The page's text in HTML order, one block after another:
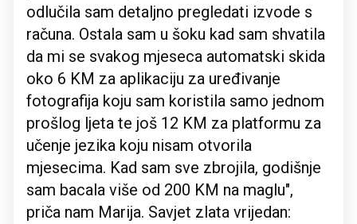
odlučila sam detaljno pregledati izvode s
računa. Ostala sam u šoku kad sam shvatila
da mi se svakog mjeseca automatski skida
oko 6 KM za aplikaciju za uređivanje
fotografija koju sam koristila samo jednom
prošlog ljeta te još 12 KM za platformu za
učenje jezika koju nisam otvorila
mjesecima. Kad sam sve zbrojila, godišnje
sam bacala više od 200 KM na maglu",
priča nam Marija. Savjet zlata vrijedan: